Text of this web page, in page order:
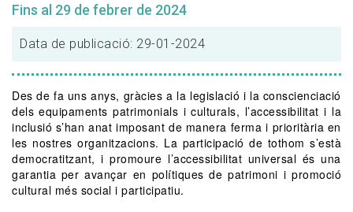
Fins al 29 de febrer de 2024
Data de publicació: 29-01-2024
Des de fa uns anys, gràcies a la legislació i la conscienciació
dels equipaments patrimonials i culturals, l’accessibilitat i la
inclusió s’han anat imposant de manera ferma i prioritària en
les nostres organitzacions. La participació de tothom s’està
democratitzant, i promoure l’accessibilitat universal és una
garantia per avançar en polítiques de patrimoni i promoció
cultural més social i participatiu.